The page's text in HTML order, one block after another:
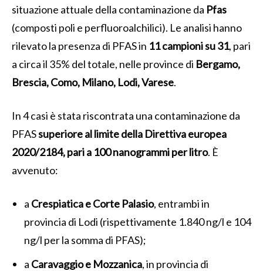
situazione attuale della contaminazione da Pfas
(composti poli e perfluoroalchilici). Le analisi hanno
rilevato la presenza di PFAS in 11 campioni su 31, pari
a circa il 35% del totale, nelle province di Bergamo,
Brescia, Como, Milano, Lodi, Varese.
In 4 casi è stata riscontrata una contaminazione da
PFASsuperiore al limite della Direttiva europea
2020/2184, pari a 100 nanogrammi per litro. È
avvenuto:
a Crespiatica e Corte Palasio, entrambi in
provincia di Lodi (rispettivamente 1.840 ng/l e 104
ng/l per la somma di PFAS);
a Caravaggio e Mozzanica, in provincia di